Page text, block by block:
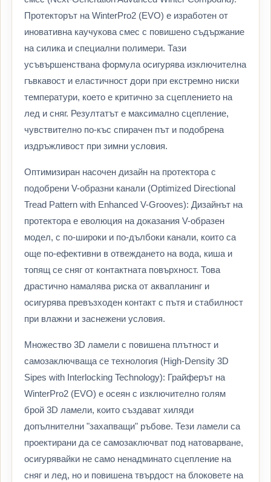
Протекторът на WinterPro2 (EVO) е изработен от
иновативна каучукова смес с повишено съдържание
на силика и специални полимери. Тази
усъвършенствана формула осигурява изключителна
гъвкавост и еластичност дори при екстремно ниски
температури, което е критично за сцеплението на
лед и сняг. Резултатът е максимално сцепление,
чувствително по-къс спирачен път и подобрена
издръжливост при зимни условия.
Оптимизиран насочен дизайн на протектора с
подобрени V-образни канали (Optimized Directional
Tread Pattern with Enhanced V-Grooves): Дизайнът на
протектора е еволюция на доказания V-образен
модел, с по-широки и по-дълбоки канали, които са
още по-ефективни в отвеждането на вода, киша и
топящ се сняг от контактната повърхност. Това
драстично намалява риска от аквапланинг и
осигурява превъзходен контакт с пътя и стабилност
при влажни и заснежени условия.
Множество 3D ламели с повишена плътност и
самозаключваща се технология (High-Density 3D
Sipes with Interlocking Technology): Грайферът на
WinterPro2 (EVO) е осеян с изключително голям
брой 3D ламели, които създават хиляди
допълнителни "захапващи" ръбове. Тези ламели са
проектирани да се самозаключват под натоварване,
осигурявайки не само ненадминато сцепление на
сняг и лед, но и повишена твърдост на блоковете на